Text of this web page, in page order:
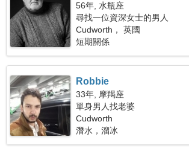
56年, 水瓶座
尋找一位資深女士的男人
Cudworth， 英國
短期關係
Robbie
33年, 摩羯座
單身男人找老婆
Cudworth
潛水，溜冰